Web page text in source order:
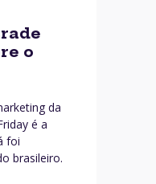
o
da
é a
foi
brasileiro.